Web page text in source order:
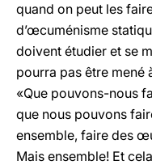
quand on peut les
d’œcuménisme
doivent étudier et se
pourra pas être mené
«Que pouvons-nous
que nous pouvons
ensemble, faire des
Mais ensemble! Et